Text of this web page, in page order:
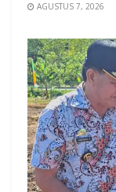
AGUSTUS 7, 2026